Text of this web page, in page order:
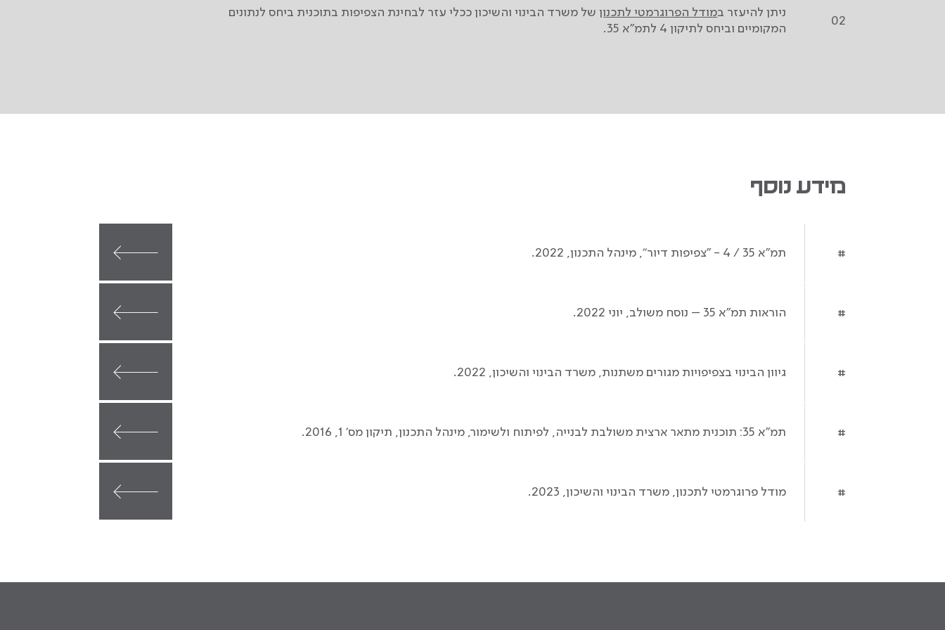
ניתן להיעזר במודל הפרוגרמטי לתכנוןשל משרד הבינוי והשיכון ככלי עזר לבחינת הצפיפות בתוכנית ביחס לנתונים
המקומיים וביחס לתיקון 4 לתמ"א 35.
02
מידע נוסף
תמ"א 35 / 4 - "צפיפות דיור'', מינהל התכנון, 2022. #
הוראות תמ"א 35 – נוסח משולב, יוני 2022. #
גיוון הבינוי בצפיפויות מגורים משתנות, משרד הבינוי והשיכון, 2022. #
תמ"א 35: תוכנית מתאר ארצית משולבת לבנייה, לפיתוח ולשימור, מינהל התכנון, תיקון מס' 1, 2016. #
מודל פרוגרמטי לתכנון, משרד הבינוי והשיכון, 2023. #